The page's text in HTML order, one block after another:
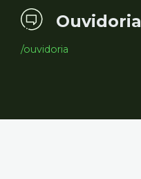
Ouvidoria
/ouvidoria